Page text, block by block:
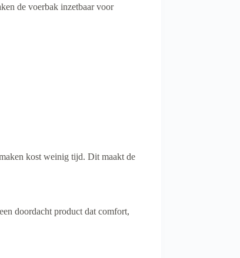
de voerbak inzetbaar voor
kost weinig tijd. Dit maakt de
doordacht product dat comfort,